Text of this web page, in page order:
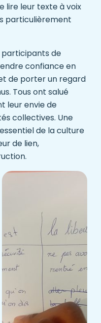
lire leur texte à voix
particulièrement
participants de
confiance en
de porter un regard
Tous ont salué
leur envie de
collectives. Une
de la culture
de lien,